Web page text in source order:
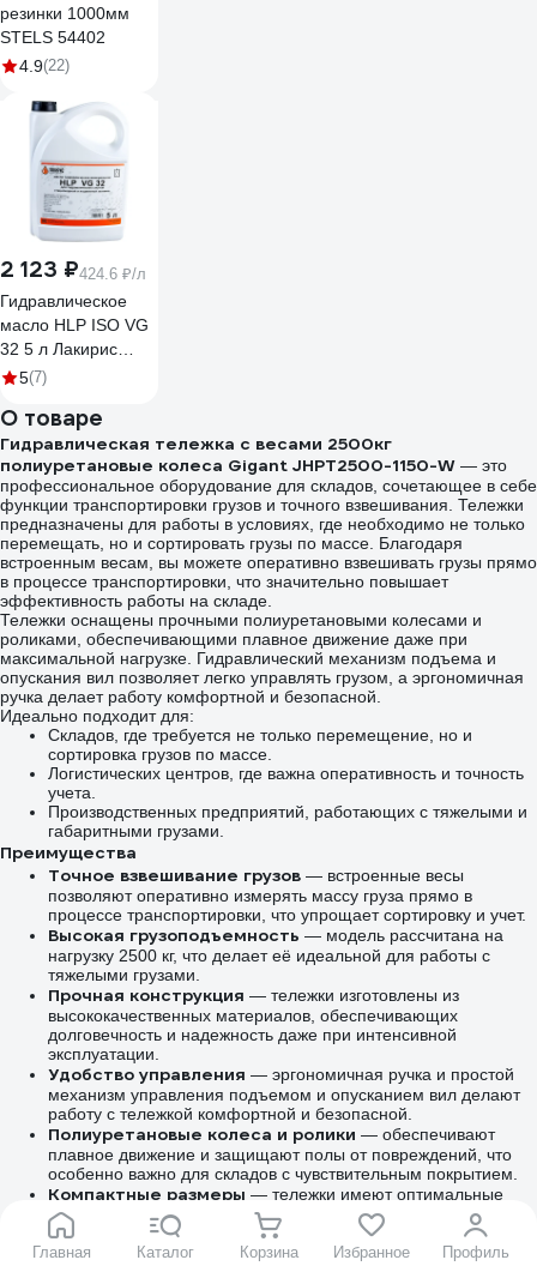
Главная Каталог Корзина Избранное Профиль
резинки 1000мм
STELS 54402
4.9(22)
2 123 ₽424.6 ₽/л
Гидравлическое
масло HLP ISO VG
32 5 л Лакирис
55564529
5(7)
О товаре
Гидравлическая тележка с весами 2500кг
полиуретановые колеса Gigant JHPT2500-1150-W — это
профессиональное оборудование для складов, сочетающее в себе
функции транспортировки грузов и точного взвешивания. Тележки
предназначены для работы в условиях, где необходимо не только
перемещать, но и сортировать грузы по массе. Благодаря
встроенным весам, вы можете оперативно взвешивать грузы прямо
в процессе транспортировки, что значительно повышает
эффективность работы на складе.
Тележки оснащены прочными полиуретановыми колесами и
роликами, обеспечивающими плавное движение даже при
максимальной нагрузке. Гидравлический механизм подъема и
опускания вил позволяет легко управлять грузом, а эргономичная
ручка делает работу комфортной и безопасной.
Идеально подходит для:
Складов, где требуется не только перемещение, но и
сортировка грузов по массе.
Логистических центров, где важна оперативность и точность
учета.
Производственных предприятий, работающих с тяжелыми и
габаритными грузами.
Преимущества
Точное взвешивание грузов — встроенные весы
позволяют оперативно измерять массу груза прямо в
процессе транспортировки, что упрощает сортировку и учет.
Высокая грузоподъемность — модель рассчитана на
нагрузку 2500 кг, что делает её идеальной для работы с
тяжелыми грузами.
Прочная конструкция — тележки изготовлены из
высококачественных материалов, обеспечивающих
долговечность и надежность даже при интенсивной
эксплуатации.
Удобство управления — эргономичная ручка и простой
механизм управления подъемом и опусканием вил делают
работу с тележкой комфортной и безопасной.
Полиуретановые колеса и ролики — обеспечивают
плавное движение и защищают полы от повреждений, что
особенно важно для складов с чувствительным покрытием.
Компактные размеры — тележки имеют оптимальные
габариты, что позволяет использовать их даже в условиях
ограниченного пространства.
Функция тарирования— возможность вычитать вес тары